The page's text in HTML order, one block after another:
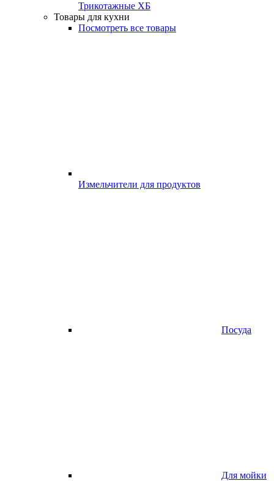
Трикотажные ХБ
Товары для кухни
Посмотреть все товары
Измельчители для продуктов
Посуда
Для мойки